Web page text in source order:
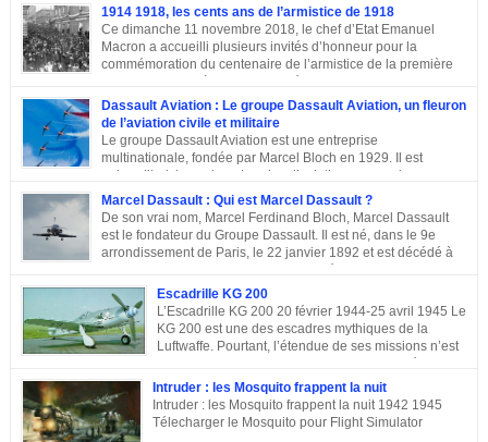
1914 1918, les cents ans de l’armistice de 1918
Ce dimanche 11 novembre 2018, le chef d’Etat Emanuel
Macron a accueilli plusieurs invités d’honneur pour la
commémoration du centenaire de l’armistice de la première
et dirigeants ont célébré la cérémonie des cents ans de l’armistice de 1918.
Après une semaine mémorielle les célébrations se sont poursuivies par
une commémoraison à l’Arc de triomphe et un discours du président
Emmanuel Macron.
Dassault Aviation : Le groupe Dassault Aviation, un fleuron
de l’aviation civile et militaire
Le groupe Dassault Aviation est une entreprise
multinationale, fondée par Marcel Bloch en 1929. Il est
aujourd’hui, la seule entreprise d’aviation au monde, encore
entre les mains de la famille de son fondateur et qui porte encore son nom,
Marcel Bloch ayant changé son nom en Dassault en 1946. Retour sur le
parcours de ce fleuron de l’aviation civile et militaire. De la première guerre
mondiale à la Course aux Armements Au début de la première guerre
mondiale, Marcel Bloch a créé la Société d’études aéronautiques avec son
Marcel Dassault : Qui est Marcel Dassault ?
De son vrai nom, Marcel Ferdinand Bloch, Marcel Dassault
est le fondateur du Groupe Dassault. Il est né, dans le 9e
arrondissement de Paris, le 22 janvier 1892 et est décédé à
Neuilly-sur-Seine, le 17 avril 1986. Ingénieur de talent, il a
également été un entrepreneur et un homme politique français. Enfance et
famille de Marcel Dassault Dernier enfant d’Adolphe Bloch et de Noémie
Allatini, Marcel avait trois frères ainés. Le premier est mort à son jeune âge,
le second, Darius Paul Bloch est devenu générale d’armée et le troisième,
René était chirurgien à Paris avant d’être exécuté en déportation […]
Escadrille KG 200
L’Escadrille KG 200 20 février 1944-25 avril 1945 Le
KG 200 est une des escadres mythiques de la
Luftwaffe. Pourtant, l’étendue de ses missions n’est
pas toujours connue, et cette escadre peut évoquer
des missions très différentes selon les centres d’intérêts : patrouille
maritime, Mistel ou missions secrètes. Partons du commencement : le nom.
La désignation KG 200, KampfGeschwader 200, signifie littéralement »
escadre de combat n°200 « . » Escadre de combat « , c’est un peu vague.
Intruder : les Mosquito frappent la nuit
Intruder : les Mosquito frappent la nuit 1942 1945
Télecharger le Mosquito pour Flight Simulator